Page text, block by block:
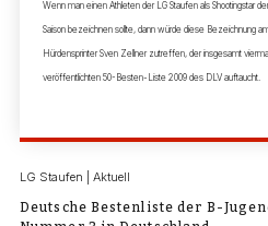
Wenn man einen Athleten der LG Staufen als Shootingstar
Saison bezeichnen sollte, dann würde diese Bezeichnung
Hürdensprinter Sven Zellner zutreffen, der insgesamt
veröffentlichten 50-Besten-Liste 2009 des DLV auftaucht.
LG Staufen | Aktuell
Deutsche Bestenliste der B-